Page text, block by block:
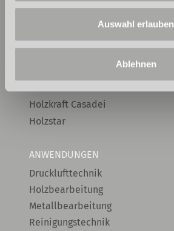
Auswahl erlauben
Ablehnen
Unicraft
Holzkraft Casadei
Holzstar
ANWENDUNGEN
Drucklufttechnik
Holzbearbeitung
Metallbearbeitung
Reinigungstechnik